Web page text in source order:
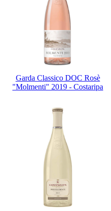
Garda Classico DOC Rosè
"Molmenti" 2019 - Costaripa